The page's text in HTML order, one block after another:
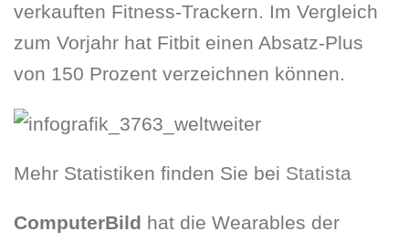
verkauften Fitness-Trackern. Im Vergleich
zum Vorjahr hat Fitbit einen Absatz-Plus
von 150 Prozent verzeichnen können.
Mehr Statistiken finden Sie bei Statista
ComputerBild hat die Wearables der